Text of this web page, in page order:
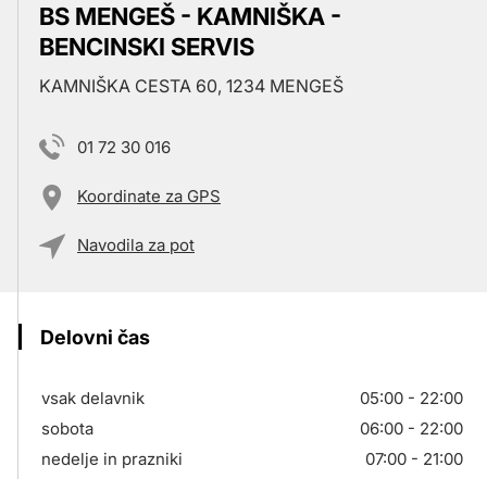
BS MENGEŠ - KAMNIŠKA -
BENCINSKI SERVIS
KAMNIŠKA CESTA 60, 1234 MENGEŠ
01 72 30 016
Koordinate za GPS
Navodila za pot
Delovni čas
vsak delavnik
05:00 - 22:00
sobota
06:00 - 22:00
nedelje in prazniki
07:00 - 21:00